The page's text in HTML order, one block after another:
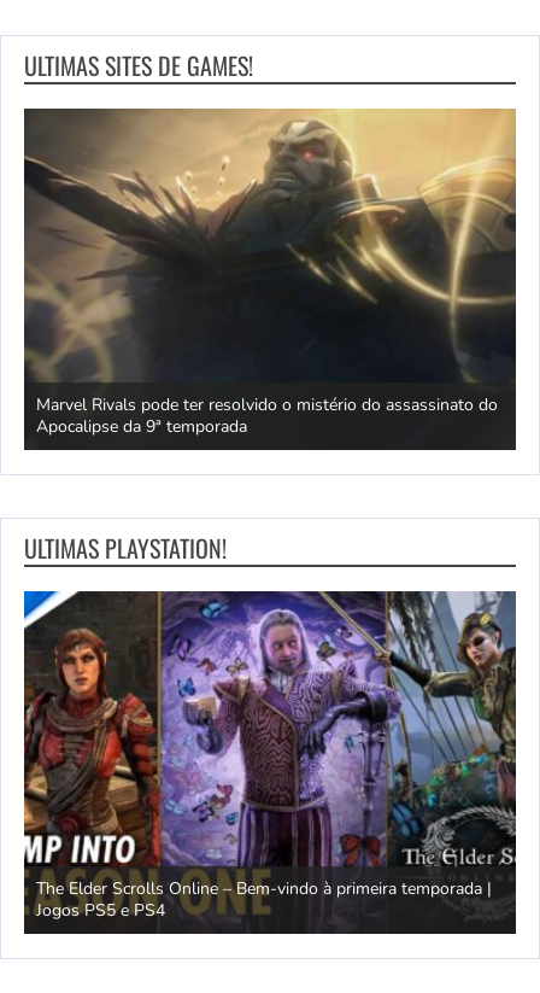
ULTIMAS SITES DE GAMES!
Marvel Rivals pode ter resolvido o mistério do assassinato do
Apocalipse da 9ª temporada
ULTIMAS PLAYSTATION!
The Elder Scrolls Online – Bem-vindo à primeira temporada |
Jogos PS5 e PS4